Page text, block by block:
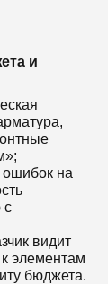
и
на
с
видит
элементам
бюджета.